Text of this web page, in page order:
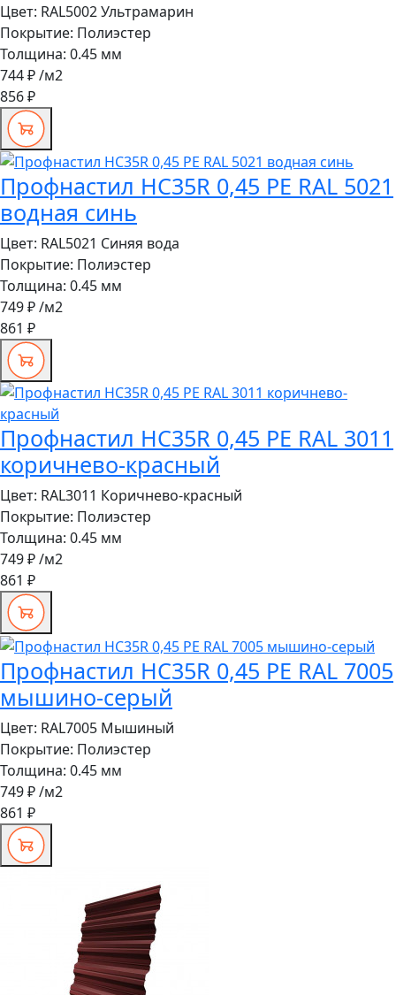
Цвет: RAL5002 Ультрамарин
Покрытие: Полиэстер
Толщина: 0.45 мм
744 ₽/м2
856 ₽
Профнастил HC35R 0,45 PE RAL 5021
водная синь
Цвет: RAL5021 Синяя вода
Покрытие: Полиэстер
Толщина: 0.45 мм
749 ₽/м2
861 ₽
Профнастил HC35R 0,45 PE RAL 3011
коричнево-красный
Цвет: RAL3011 Коричнево-красный
Покрытие: Полиэстер
Толщина: 0.45 мм
749 ₽/м2
861 ₽
Профнастил HC35R 0,45 PE RAL 7005
мышино-серый
Цвет: RAL7005 Мышиный
Покрытие: Полиэстер
Толщина: 0.45 мм
749 ₽/м2
861 ₽